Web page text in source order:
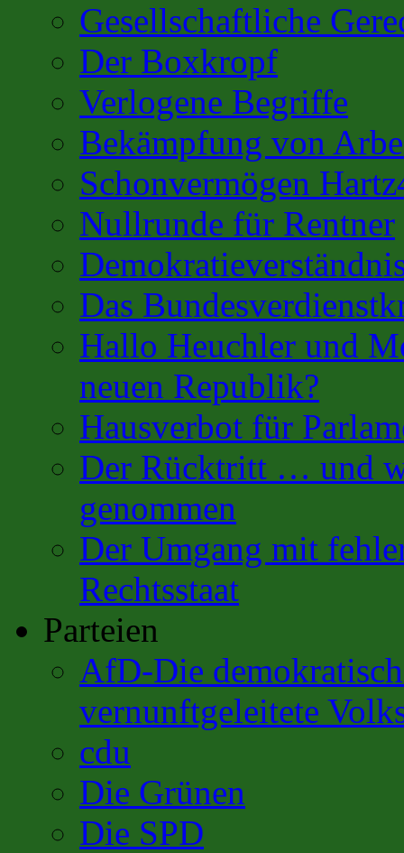
Gesellschaftliche
Der Boxkropf
Verlogene Begriffe
Bekämpfung von
Schonvermögen
Nullrunde für Rentner
Das
Hallo Heuchler und
neuen Republik?
Hausverbot für
Der Rücktritt … und
genommen
Der Umgang mit
Rechtsstaat
Parteien
AfD-Die
vernunftgeleitete
cdu
Die Grünen
Die SPD